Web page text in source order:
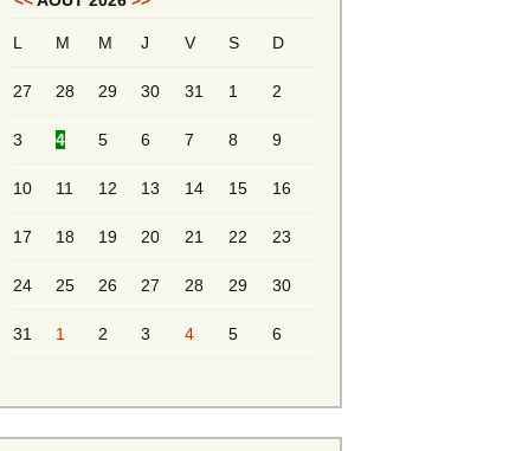
Messieurs 2ème série
Messieurs Golden
L M M J V S D
27 28 29 30 31 1 2
3 4 5 6 7 8 9
10 11 12 13 14 15 16
17 18 19 20 21 22 23
24 25 26 27 28 29 30
31 1 2 3 4 5 6